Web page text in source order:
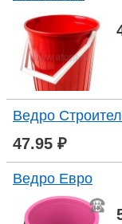
Ведро
47.95 ₽
Ведро Евро